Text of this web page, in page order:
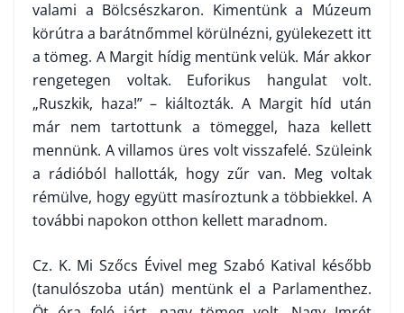
valami a Bölcsészkaron. Kimentünk a Múzeum
körútra a barátnőmmel kö­rülnézni, gyülekezett itt
a tömeg. A Margit hídig mentünk velük. Már akkor
rengetegen voltak. Euforikus hangulat volt.
„Ruszkik, haza!” – kiáltozták. A Margit híd után
már nem tartottunk a tömeggel, haza kellett
mennünk. A villamos üres volt visszafelé. Szüleink
a rádióból hallották, hogy zűr van. Meg voltak
rémülve, hogy együtt masíroztunk a többiekkel. A
további napo­kon otthon kellett maradnom.
Cz. K. Mi Szőcs Évivel meg Szabó Katival később
(tanulószoba után) mentünk el a Parlamenthez.